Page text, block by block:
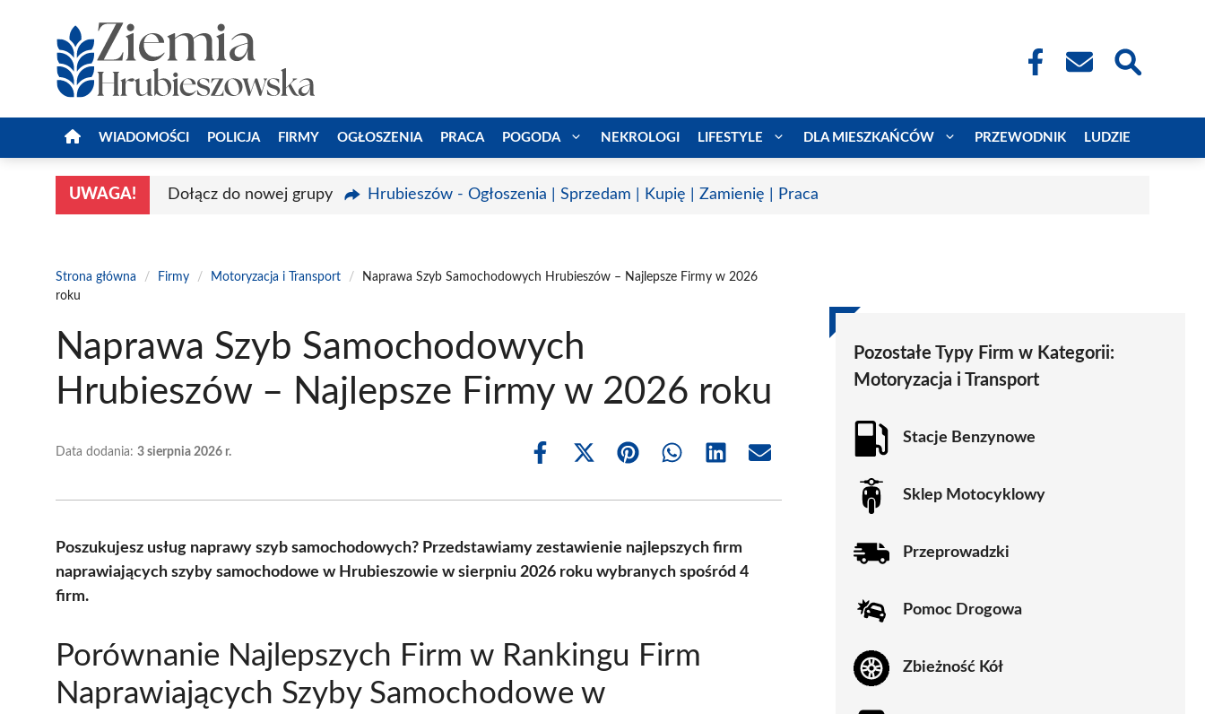
WIADOMOŚCI POLICJA FIRMY OGŁOSZENIA PRACA POGODA NEKROLOGI LIFESTYLE DLA MIESZKAŃCÓW PRZEWODNIK LUDZIE
UWAGA! Dołącz do nowej grupy Hrubieszów - Ogłoszenia | Sprzedam | Kupię | Zamienię | Praca
Strona główna / Firmy / Motoryzacja i Transport /
Naprawa Szyb Samochodowych Hrubieszów – Najlepsze Firmy w 2026
roku
Naprawa Szyb Samochodowych
Hrubieszów – Najlepsze Firmy w 2026 roku
Data dodania: 3 sierpnia 2026 r.
Share
Share
(Twitter)
Share Share Share Share
Poszukujesz usług naprawy szyb samochodowych? Przedstawiamy zestawienie najlepszych firm
naprawiających szyby samochodowe w Hrubieszowie w sierpniu 2026 roku wybranych spośród 4
firm.
Porównanie Najlepszych Firm w Rankingu Firm
Naprawiających Szyby Samochodowe w
Pozostałe Typy Firm w Kategorii:
Motoryzacja i Transport
Stacje Benzynowe
Sklep Motocyklowy
Przeprowadzki
Pomoc Drogowa
Zbieżność Kół